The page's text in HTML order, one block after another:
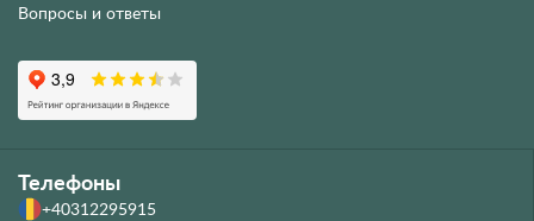
Вопросы и ответы
Телефоны
+40312295915